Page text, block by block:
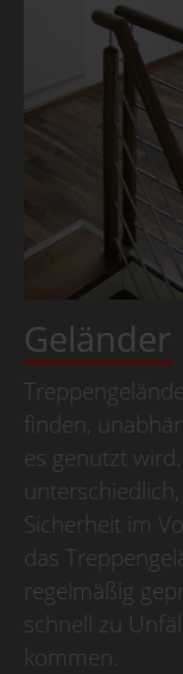
Geländer
finden,
es genutzt
Sicherheit im
das
regelmäßig
schnell zu
kommen.